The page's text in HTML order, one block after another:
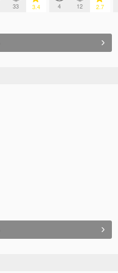
33 3.4 4 12 2.7